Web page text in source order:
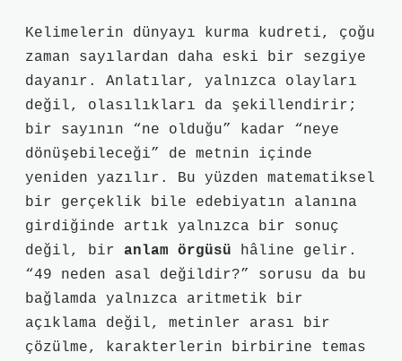
Kelimelerin dünyayı kurma kudreti, çoğu
zaman sayılardan daha eski bir sezgiye
dayanır. Anlatılar, yalnızca olayları
değil, olasılıkları da şekillendirir;
bir sayının “ne olduğu” kadar “neye
dönüşebileceği” de metnin içinde
yeniden yazılır. Bu yüzden matematiksel
bir gerçeklik bile edebiyatın alanına
girdiğinde artık yalnızca bir sonuç
değil, bir anlam örgüsü hâline gelir.
“49 neden asal değildir?” sorusu da bu
bağlamda yalnızca aritmetik bir
açıklama değil, metinler arası bir
çözülme, karakterlerin birbirine temas